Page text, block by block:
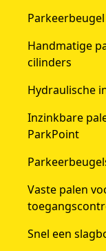
Handmatige
cilinders
Hydraulische
Inzinkbare
ParkPoint
Vaste palen
Snel een